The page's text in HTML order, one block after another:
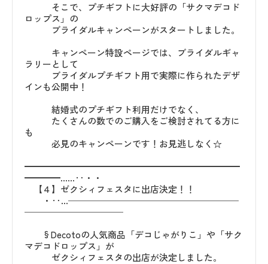
そこで、プチギフトに大好評の「サクマデコド
ロップス」の
ブライダルキャンペーンがスタートしました。
キャンペーン特設ページでは、ブライダルギャ
ラリーとして
ブライダルプチギフト用で実際に作られたデザ
インも公開中！
結婚式のプチギフト利用だけでなく、
たくさんの数でのご購入をご検討されてる方に
も
必見のキャンペーンです！お見逃しなく☆
━━━━━━━━━━━━━━━━━━━━━━━━
━━━━……‥・・
【４】ゼクシィフェスタに出店決定！！
・‥…───────────────────
───────────
§Decotoの人気商品「デコじゃがりこ」や「サク
マデコドロップス」が
ゼクシィフェスタの出店が決定しました。